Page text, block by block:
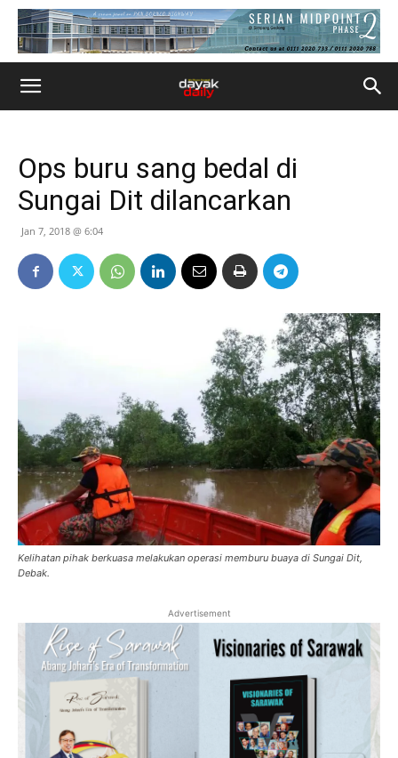
Ops buru sang bedal di
Sungai Dit dilancarkan
Jan 7, 2018 @ 6:04
Kelihatan pihak berkuasa melakukan operasi memburu buaya di Sungai Dit,
Debak.
Advertisement